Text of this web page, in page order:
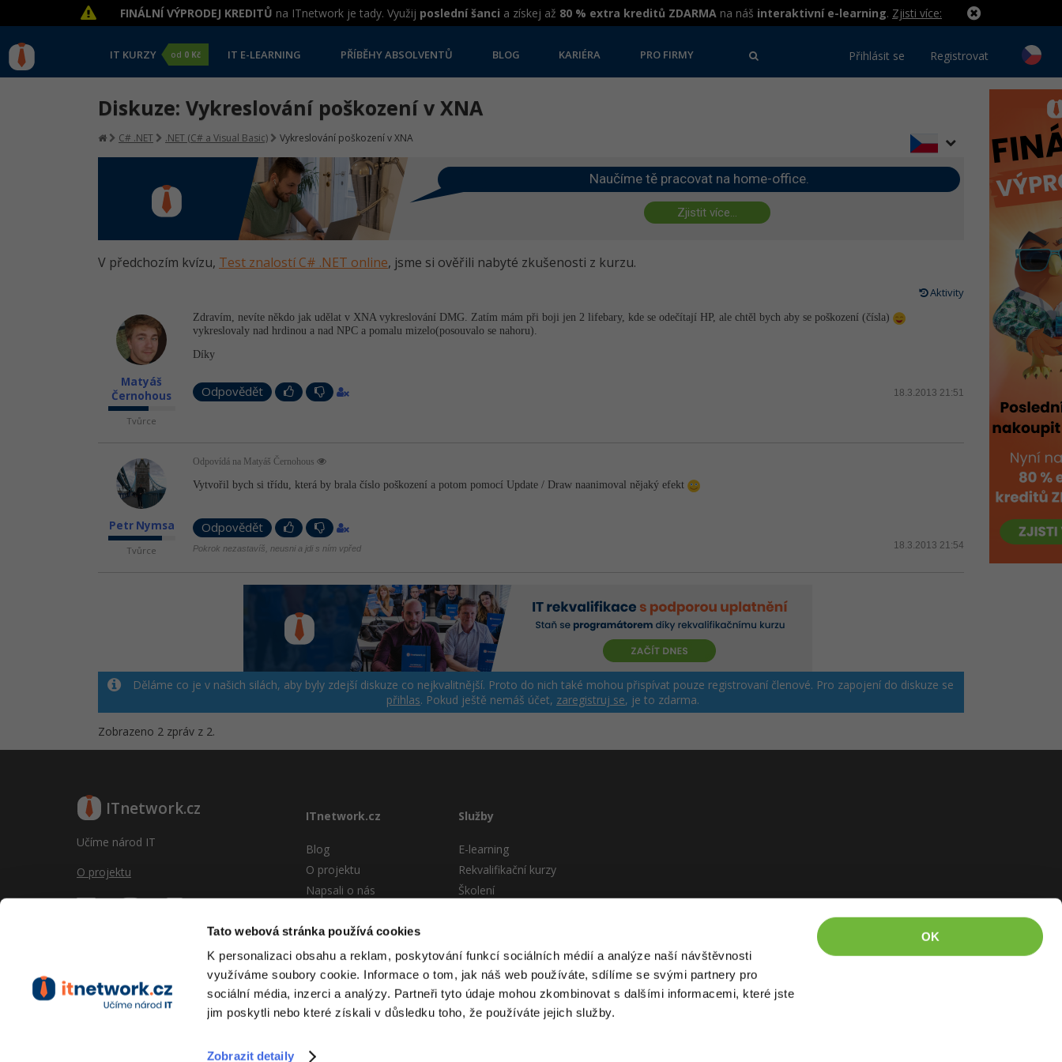
Tato webová stránka používá cookies
K personalizaci obsahu a reklam, poskytování funkcí sociálních médií a analýze naší návštěvnosti
využíváme soubory cookie. Informace o tom, jak náš web používáte, sdílíme se svými partnery pro
sociální média, inzerci a analýzy. Partneři tyto údaje mohou zkombinovat s dalšími informacemi, které jste
jim poskytli nebo které získali v důsledku toho, že používáte jejich služby.
Zobrazit detaily
OK
FINÁLNÍ VÝPRODEJ KREDITŮ na ITnetwork je tady. Využij poslední šanci a získej až 80 % extra kreditů ZDARMA na náš interaktivní e-learning. Zjisti více:
IT KURZY od 0 Kč IT E-LEARNING PŘÍBĚHY ABSOLVENTŮ BLOG KARIÉRA PRO FIRMY Přihlásit se Registrovat
Diskuze: Vykreslování poškození v XNA
C# .NET .NET (C# a Visual Basic) Vykreslování poškození v XNA
Naučíme tě pracovat na home-office.
Zjistit více...
V předchozím kvízu, Test znalostí C# .NET online, jsme si ověřili nabyté zkušenosti z kurzu.
Aktivity
Matyáš
Černohous
Tvůrce
Zdravím, nevíte někdo jak udělat v XNA vykreslování DMG. Zatím mám při boji jen 2 lifebary, kde se odečítají HP, ale chtěl bych aby se poškození (čísla)
vykreslovaly nad hrdinou a nad NPC a pomalu mizelo(posouvalo se nahoru).
Díky
Odpovědět 18.3.2013 21:51
Petr Nymsa
Tvůrce
Odpovídá na Matyáš Černohous
Vytvořil bych si třídu, která by brala číslo poškození a potom pomocí Update / Draw naanimoval nějaký efekt
Odpovědět
18.3.2013 21:54
Pokrok nezastavíš, neusni a jdi s ním vpřed
Děláme co je v našich silách, aby byly zdejší diskuze co nejkvalitnější. Proto do nich také mohou přispívat pouze registrovaní členové. Pro zapojení do diskuze se
přihlas. Pokud ještě nemáš účet, zaregistruj se, je to zdarma.
Zobrazeno 2 zpráv z 2.
ITnetwork.cz
Učíme národ IT
O projektu
ITnetwork.cz
Blog
O projektu
Napsali o nás
Vývoj systému
Provozní podmínky
RSS
Kontakt
Služby
E-learning
Rekvalifikační kurzy
Školení